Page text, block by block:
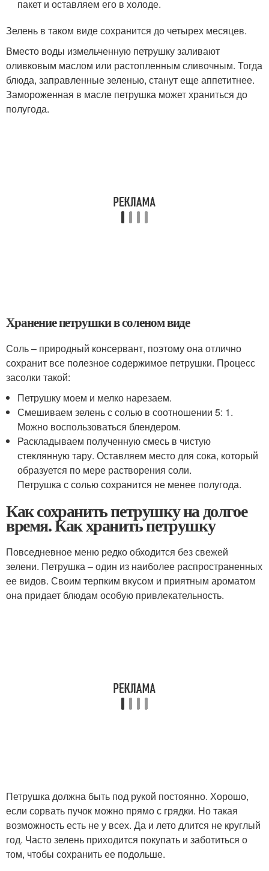
пакет и оставляем его в холоде.
Зелень в таком виде сохранится до четырех месяцев.
Вместо воды измельченную петрушку заливают
оливковым маслом или растопленным сливочным. Тогда
блюда, заправленные зеленью, станут еще аппетитнее.
Замороженная в масле петрушка может храниться до
полугода.
Хранение петрушки в соленом виде
Соль – природный консервант, поэтому она отлично
сохранит все полезное содержимое петрушки. Процесс
засолки такой:
Петрушку моем и мелко нарезаем.
Смешиваем зелень с солью в соотношении 5: 1.
Можно воспользоваться блендером.
Раскладываем полученную смесь в чистую
стеклянную тару. Оставляем место для сока, который
образуется по мере растворения соли.
Петрушка с солью сохранится не менее полугода.
Как сохранить петрушку на долгое
время. Как хранить петрушку
Повседневное меню редко обходится без свежей
зелени. Петрушка – один из наиболее распространенных
ее видов. Своим терпким вкусом и приятным ароматом
она придает блюдам особую привлекательность.
Петрушка должна быть под рукой постоянно. Хорошо,
если сорвать пучок можно прямо с грядки. Но такая
возможность есть не у всех. Да и лето длится не круглый
год. Часто зелень приходится покупать и заботиться о
том, чтобы сохранить ее подольше.